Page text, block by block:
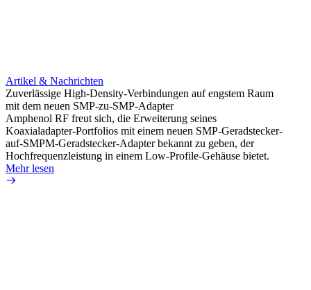
Artikel & Nachrichten
Zuverlässige High-Density-Verbindungen auf engstem Raum
mit dem neuen SMP-zu-SMP-Adapter
Amphenol RF freut sich, die Erweiterung seines
Koaxialadapter-Portfolios mit einem neuen SMP-Geradstecker-
auf-SMPM-Geradstecker-Adapter bekannt zu geben, der
Hochfrequenzleistung in einem Low-Profile-Gehäuse bietet.
Mehr lesen